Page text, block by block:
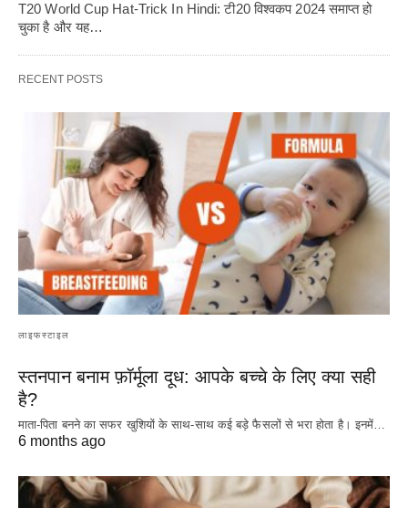
T20 World Cup Hat-Trick In Hindi: टी20 विश्वकप 2024 समाप्त हो
चुका है और यह…
RECENT POSTS
लाइफस्टाइल
स्तनपान बनाम फ़ॉर्मूला दूध: आपके बच्चे के लिए क्या सही
है?
माता-पिता बनने का सफर खुशियों के साथ-साथ कई बड़े फैसलों से भरा होता है। इनमें…
6 months ago